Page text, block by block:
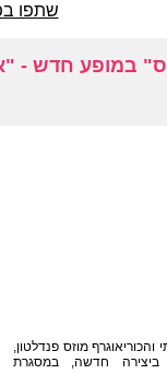
שתפו
במופע חדש -
מוזס פנדלטון,
ביצירה חדשה, במסגרת